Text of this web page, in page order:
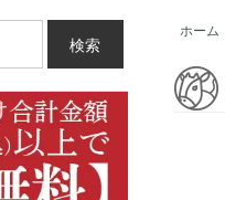
ホーム
検索